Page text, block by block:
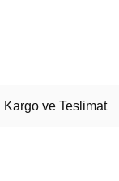
Kargo ve Teslimat